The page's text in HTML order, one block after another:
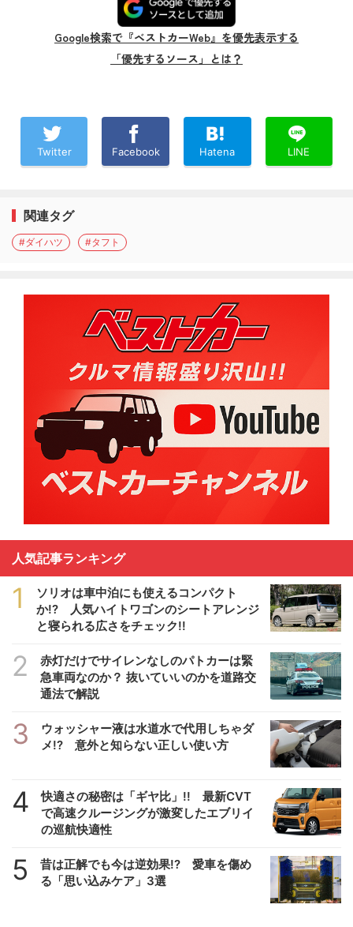
Google検索で『ベストカーWeb』を優先表示する
「優先するソース」とは？
Twitter Facebook Hatena LINE
関連タグ
#ダイハツ #タフト
人気記事ランキング
1
ソリオは車中泊にも使えるコンパクト
か!? 人気ハイトワゴンのシートアレンジ
と寝られる広さをチェック!!
2
赤灯だけでサイレンなしのパトカーは緊
急車両なのか？ 抜いていいのかを道路交
通法で解説
3
ウォッシャー液は水道水で代用しちゃダ
メ!? 意外と知らない正しい使い方
4
快適さの秘密は「ギヤ比」!! 最新CVT
で高速クルージングが激変したエブリイ
の巡航快適性
5
昔は正解でも今は逆効果!? 愛車を傷め
る「思い込みケア」3選